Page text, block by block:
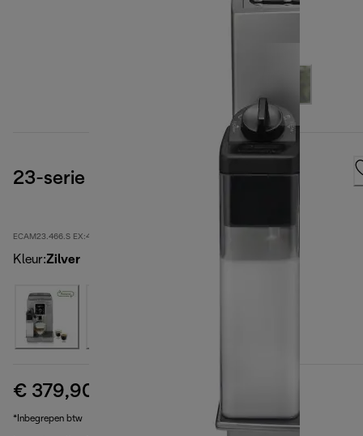
23-serie
ECAM23.466.S EX:4-second
Kleur:Zilver
€ 379,90
*Inbegrepen btw